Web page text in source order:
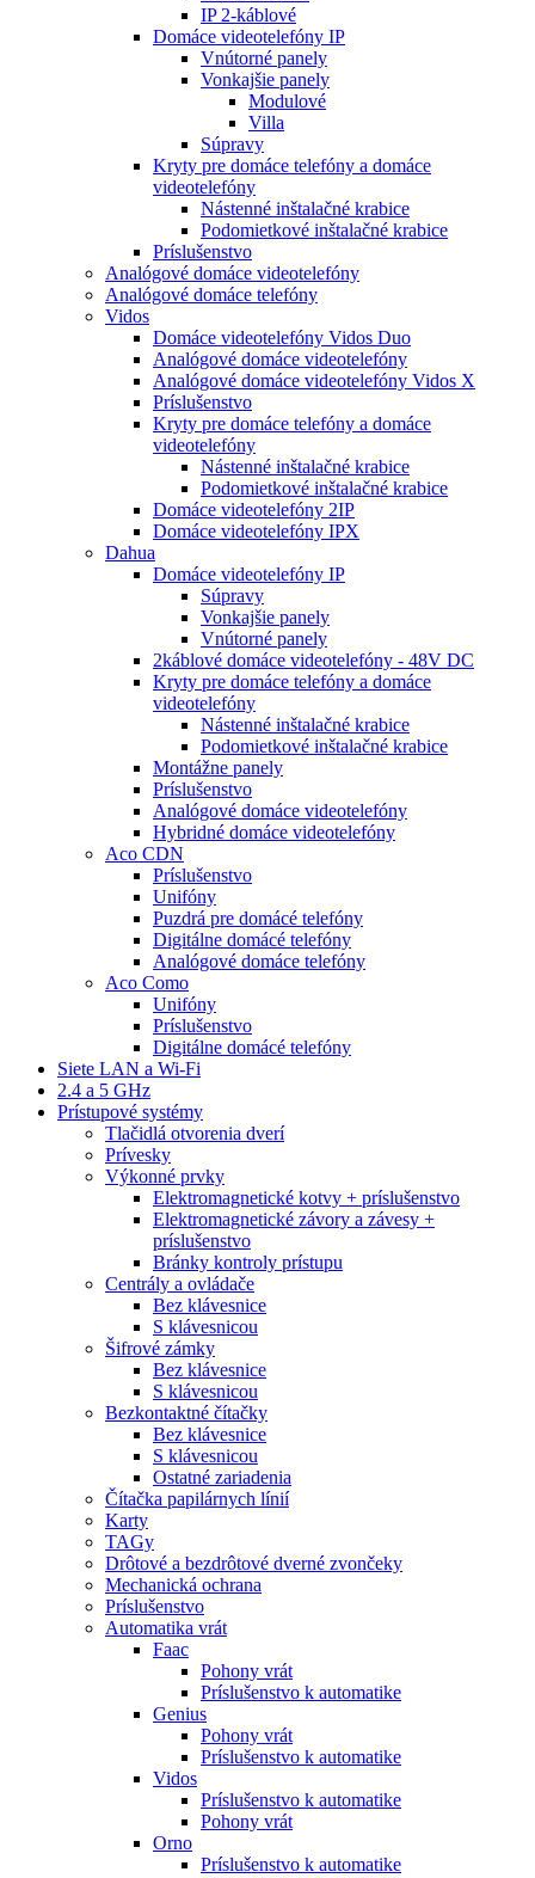
IP 2-káblové
Domáce videotelefóny IP
Vnútorné panely
Vonkajšie panely
Modulové
Villa
Súpravy
Kryty pre domáce telefóny a domáce
videotelefóny
Nástenné inštalačné krabice
Podomietkové inštalačné krabice
Príslušenstvo
Analógové domáce videotelefóny
Analógové domáce telefóny
Vidos
Domáce videotelefóny Vidos Duo
Analógové domáce videotelefóny
Analógové domáce videotelefóny Vidos X
Príslušenstvo
Kryty pre domáce telefóny a domáce
videotelefóny
Nástenné inštalačné krabice
Podomietkové inštalačné krabice
Domáce videotelefóny 2IP
Domáce videotelefóny IPX
Dahua
Domáce videotelefóny IP
Súpravy
Vonkajšie panely
Vnútorné panely
2káblové domáce videotelefóny - 48V DC
Kryty pre domáce telefóny a domáce
videotelefóny
Nástenné inštalačné krabice
Podomietkové inštalačné krabice
Montážne panely
Príslušenstvo
Analógové domáce videotelefóny
Hybridné domáce videotelefóny
Aco CDN
Príslušenstvo
Unifóny
Puzdrá pre domácé telefóny
Digitálne domácé telefóny
Analógové domáce telefóny
Aco Como
Unifóny
Príslušenstvo
Digitálne domácé telefóny
Siete LAN a Wi-Fi
2.4 a 5 GHz
Prístupové systémy
Tlačidlá otvorenia dverí
Prívesky
Výkonné prvky
Elektromagnetické kotvy + príslušenstvo
Elektromagnetické závory a závesy +
príslušenstvo
Bránky kontroly prístupu
Centrály a ovládače
Bez klávesnice
S klávesnicou
Šifrové zámky
Bez klávesnice
S klávesnicou
Bezkontaktné čítačky
Bez klávesnice
S klávesnicou
Ostatné zariadenia
Čítačka papilárnych línií
Karty
TAGy
Drôtové a bezdrôtové dverné zvončeky
Mechanická ochrana
Príslušenstvo
Automatika vrát
Faac
Pohony vrát
Príslušenstvo k automatike
Genius
Pohony vrát
Príslušenstvo k automatike
Vidos
Príslušenstvo k automatike
Pohony vrát
Orno
Príslušenstvo k automatike